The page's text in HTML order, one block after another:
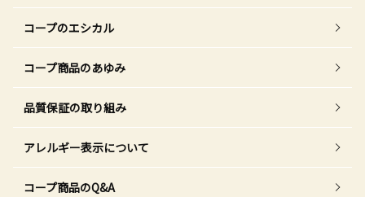
コープのエシカル
コープ商品のあゆみ
品質保証の取り組み
アレルギー表示について
コープ商品のQ&A